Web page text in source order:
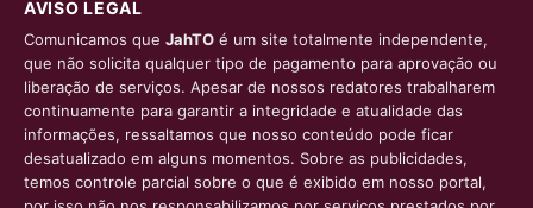
AVISO LEGAL
Comunicamos que JahTO é um site totalmente independente,
que não solicita qualquer tipo de pagamento para aprovação ou
liberação de serviços. Apesar de nossos redatores trabalharem
continuamente para garantir a integridade e atualidade das
informações, ressaltamos que nosso conteúdo pode ficar
desatualizado em alguns momentos. Sobre as publicidades,
temos controle parcial sobre o que é exibido em nosso portal,